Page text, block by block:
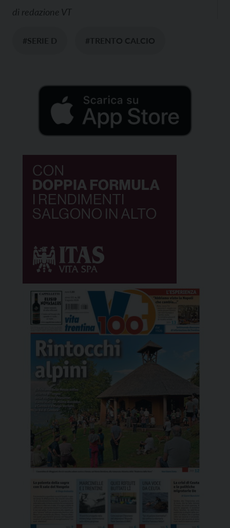
di redazione VT
#SERIE D #TRENTO CALCIO